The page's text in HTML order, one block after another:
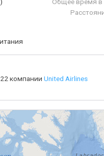
компании United Airlines